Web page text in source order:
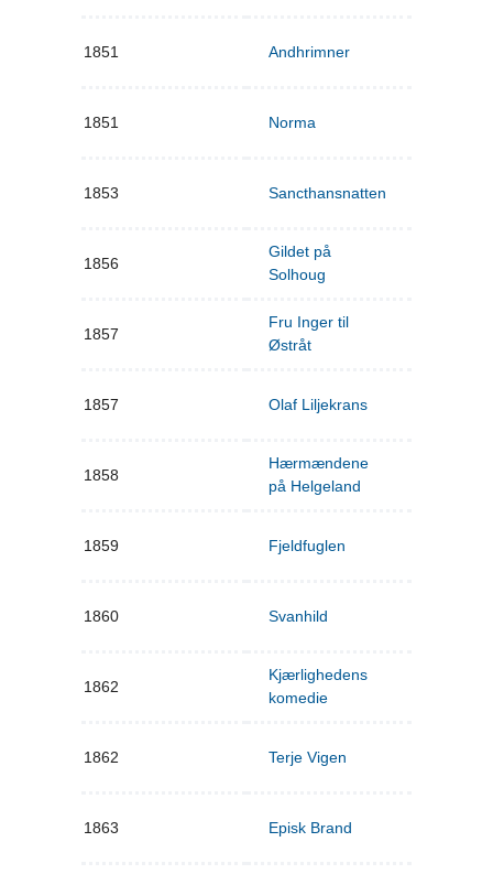
1851 Andhrimner
1851 Norma
1853 Sancthansnatten
1856
Gildet på
Solhoug
1857
Fru Inger til
Østråt
1857 Olaf Liljekrans
1858
Hærmændene
på Helgeland
1859 Fjeldfuglen
1860 Svanhild
1862
Kjærlighedens
komedie
1862 Terje Vigen
1863 Episk Brand